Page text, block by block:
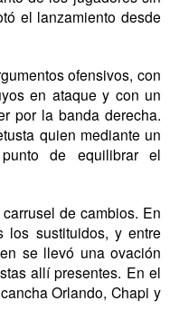
el lanzamiento desde
ofensivos, con
en ataque y con un
por la banda derecha.
quien mediante un
de equilibrar el
de cambios. En
los sustituidos, y entre
se llevó una ovación
allí presentes. En el
Orlando, Chapi y